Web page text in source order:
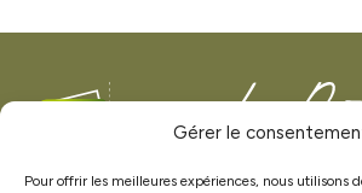
Gérer le
Pour offrir les meilleures expériences, nous utilisons